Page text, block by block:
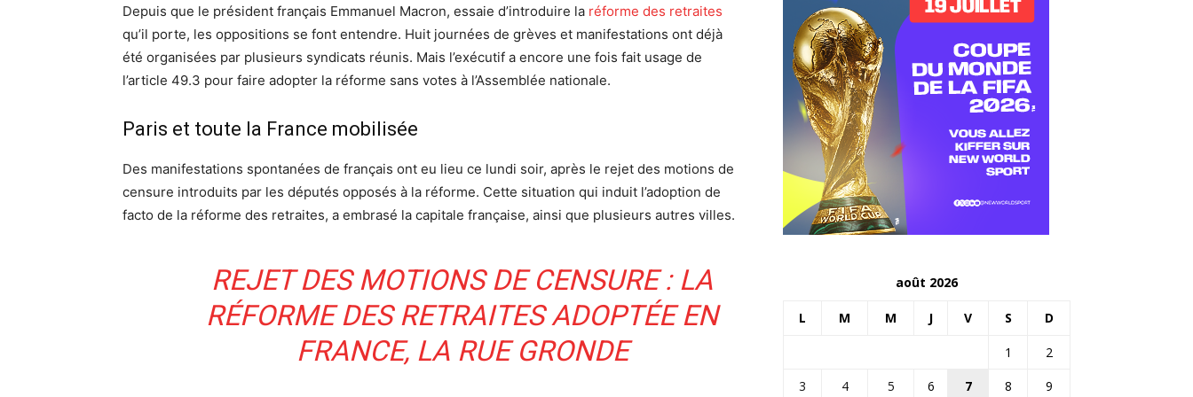
Depuis que le président français Emmanuel Macron, essaie d’introduire la réforme des retraites
qu’il porte, les oppositions se font entendre. Huit journées de grèves et manifestations ont déjà
été organisées par plusieurs syndicats réunis. Mais l’exécutif a encore une fois fait usage de
l’article 49.3 pour faire adopter la réforme sans votes à l’Assemblée nationale.
Paris et toute la France mobilisée
Des manifestations spontanées de français ont eu lieu ce lundi soir, après le rejet des motions de
censure introduits par les députés opposés à la réforme. Cette situation qui induit l’adoption de
facto de la réforme des retraites, a embrasé la capitale française, ainsi que plusieurs autres villes.
REJET DES MOTIONS DE CENSURE : LA
RÉFORME DES RETRAITES ADOPTÉE EN
FRANCE, LA RUE GRONDE
août 2026
L M M J V S D
1
2
3
4 5 6 7 8 9